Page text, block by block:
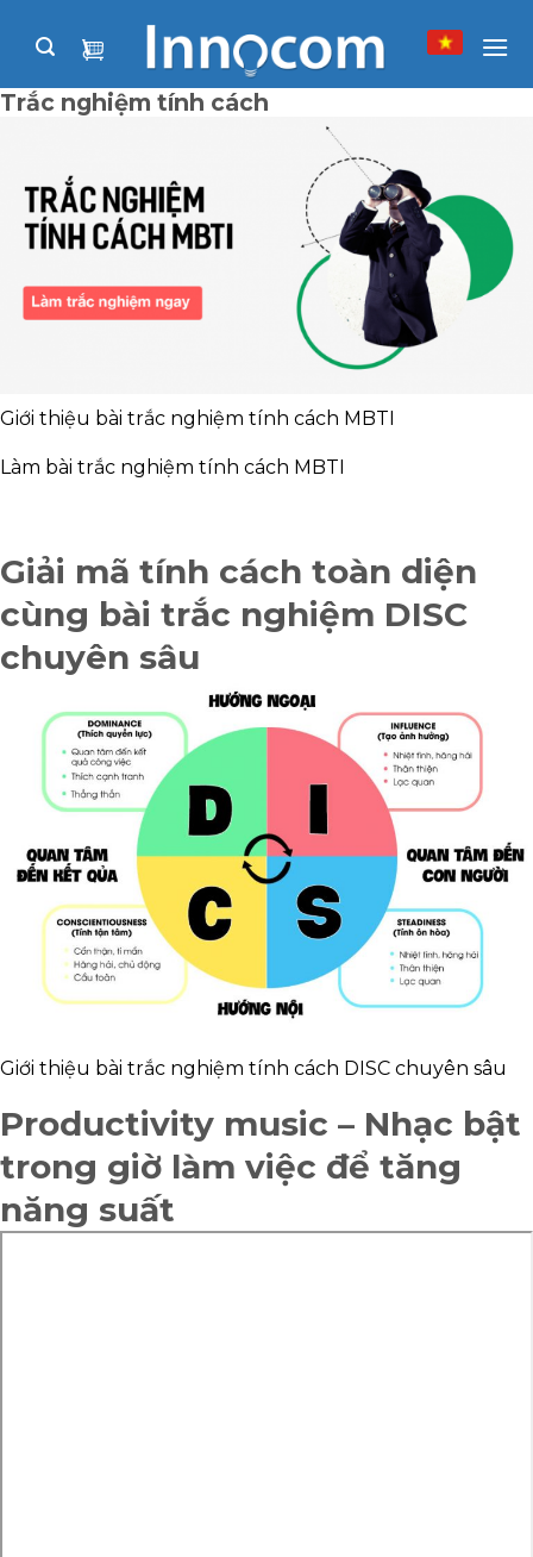
Trắc nghiệm tính cách
Giới thiệu bài trắc nghiệm tính cách MBTI
Làm bài trắc nghiệm tính cách MBTI
Giải mã tính cách toàn diện
cùng bài trắc nghiệm DISC
chuyên sâu
Giới thiệu bài trắc nghiệm tính cách DISC chuyên sâu
Productivity music – Nhạc bật
trong giờ làm việc để tăng
năng suất